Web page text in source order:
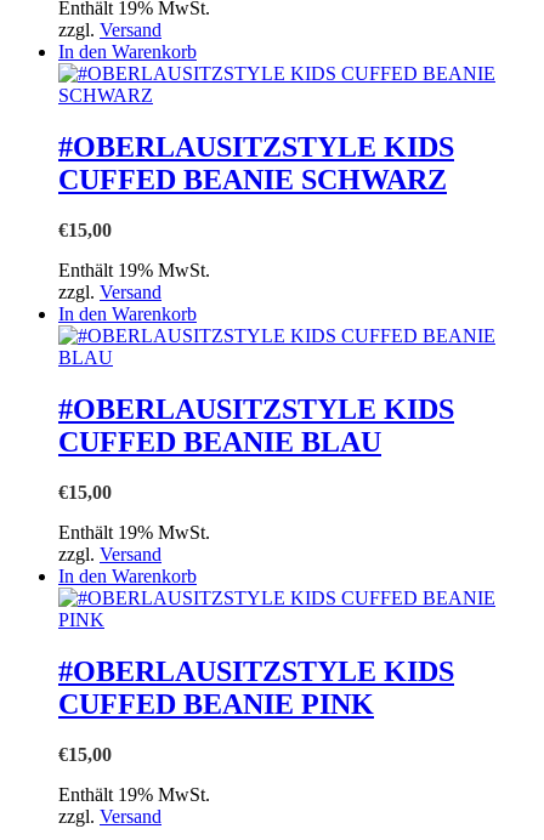
Enthält 19% MwSt.
zzgl. Versand
In den Warenkorb
#OBERLAUSITZSTYLE KIDS
CUFFED BEANIE SCHWARZ
€15,00
Enthält 19% MwSt.
zzgl. Versand
In den Warenkorb
#OBERLAUSITZSTYLE KIDS
CUFFED BEANIE BLAU
€15,00
Enthält 19% MwSt.
zzgl. Versand
In den Warenkorb
#OBERLAUSITZSTYLE KIDS
CUFFED BEANIE PINK
€15,00
Enthält 19% MwSt.
zzgl. Versand